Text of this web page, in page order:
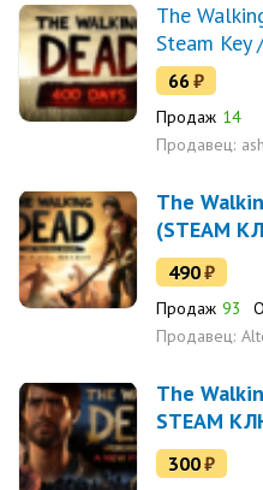
The
Steam Key
66₽
Продаж 14
Продавец:
The
(STEAM
490₽
Продаж 93
Продавец:
The
STEAM
300₽